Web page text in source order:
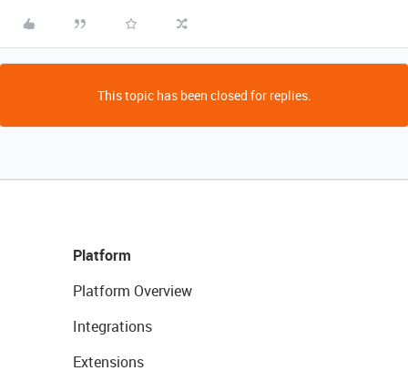
This topic has been closed for replies.
Platform
Platform Overview
Integrations
Extensions